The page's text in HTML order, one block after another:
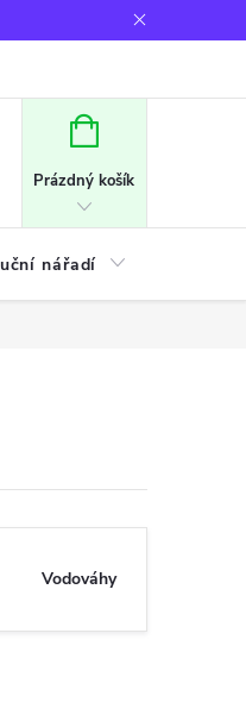
NÁKUPNÍ
Prázdný košík
nářadí
Vodováhy